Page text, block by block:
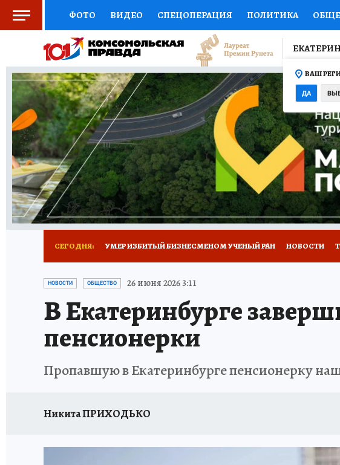
ФОТО ВИДЕО СПЕЦОПЕРАЦИЯ ПОЛИТИКА
СОЦПОДДЕРЖКА НАУКА СПОРТ КОЛУМНИСТЫ
ВЫБОР ЭКСПЕРТОВ ДОКТОР ФИНАНСЫ
КНИЖНАЯ ПОЛКА ПРОГНОЗЫ НА СПОРТ ПРОМОКОДЫ
ПРЕСС-ЦЕНТР НЕДВИЖИМОСТЬ ТЕЛЕВИЗОР
РАДИО КП ТЕСТЫ НОВОЕ НА САЙТЕ
ВАШ
ДА
СЕГОДНЯ: УМЕР ИЗБИТЫЙ БИЗНЕСМЕНОМ УЧЕНЫЙ РАН НОВОСТИ
ЗАПОВЕДНАЯ РОССИЯ
НОВОСТИ ОБЩЕСТВО 26 июня 2026 3:11
В Екатеринбурге
пенсионерки
Пропавшую в Екатеринбурге пенсионерку
Никита ПРИХОДЬКО